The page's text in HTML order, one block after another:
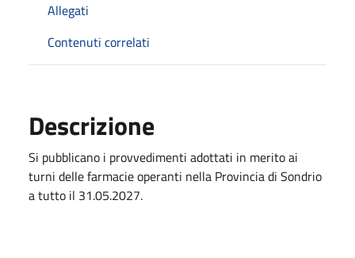
Allegati
Contenuti correlati
Descrizione
Si pubblicano i provvedimenti adottati in merito ai
turni delle farmacie operanti nella Provincia di Sondrio
a tutto il 31.05.2027.